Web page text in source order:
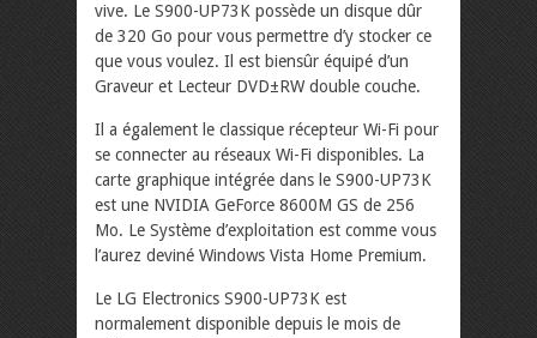
vive. Le S900-UP73K possède un disque dûr
de 320 Go pour vous permettre d’y stocker ce
que vous voulez. Il est biensûr équipé d’un
Graveur et Lecteur DVD±RW double couche.
Il a également le classique récepteur Wi-Fi pour
se connecter au réseaux Wi-Fi disponibles. La
carte graphique intégrée dans le S900-UP73K
est une NVIDIA GeForce 8600M GS de 256
Mo. Le Système d’exploitation est comme vous
l’aurez deviné Windows Vista Home Premium.
Le LG Electronics S900-UP73K est
normalement disponible depuis le mois de